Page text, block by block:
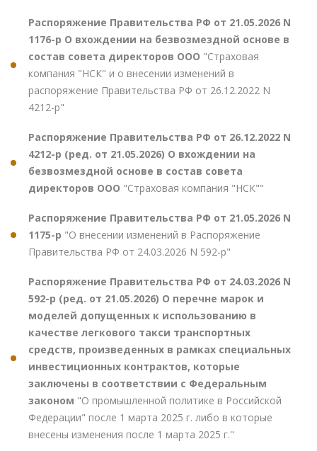
Распоряжение Правительства РФ от 21.05.2026 N
1176-р О вхождении на безвозмездной основе в
состав совета директоров ООО "Страховая
компания "НСК" и о внесении изменений в
распоряжение Правительства РФ от 26.12.2022 N
4212-р"
Распоряжение Правительства РФ от 26.12.2022 N
4212-р (ред. от 21.05.2026) О вхождении на
безвозмездной основе в состав совета
директоров ООО "Страховая компания "НСК""
Распоряжение Правительства РФ от 21.05.2026 N
1175-р "О внесении изменений в Распоряжение
Правительства РФ от 24.03.2026 N 592-р"
Распоряжение Правительства РФ от 24.03.2026 N
592-р (ред. от 21.05.2026) О перечне марок и
моделей допущенных к использованию в
качестве легкового такси транспортных
средств, произведенных в рамках специальных
инвестиционных контрактов, которые
заключены в соответствии с Федеральным
законом "О промышленной политике в Российской
Федерации" после 1 марта 2025 г. либо в которые
внесены изменения после 1 марта 2025 г."